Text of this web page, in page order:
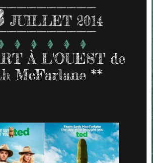
JUILLET 2014
À L'OUEST de
McFarlane **